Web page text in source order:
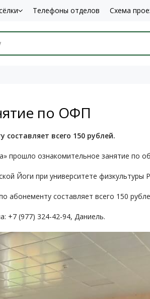
Телефоны отделов Схема
по ОФП
всего 150 рублей.
ознакомительное занятие по
Йоги при университете
абонементу составляет всего 150
+7 (977) 324-42-94, Даниель.